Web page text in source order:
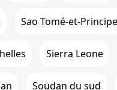
Sao Tomé-et-Principe
Sierra Leone
Soudan du sud